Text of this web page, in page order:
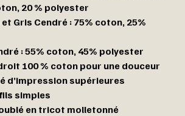
20 % polyester
Gris Cendré : 75% coton, 25%
: 55% coton, 45% polyester
100 % coton pour une douceur
d’impression supérieures
simples
en tricot molletonné